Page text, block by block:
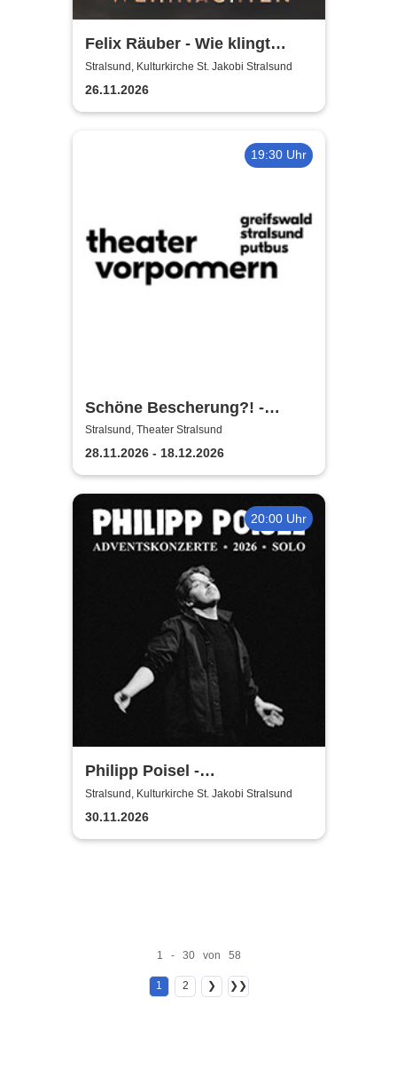
Felix Räuber - Wie klingt
Weihnachten 2026
Stralsund, Kulturkirche St. Jakobi Stralsund
26.11.2026
19:30 Uhr
Schöne Bescherung?! -
Theater Vorpommern
Stralsund, Theater Stralsund
28.11.2026 - 18.12.2026
20:00 Uhr
Philipp Poisel -
Adventskonzerte 2026 - Solo
Stralsund, Kulturkirche St. Jakobi Stralsund
30.11.2026
1 - 30 von 58
1 2 ❯ ❯❯